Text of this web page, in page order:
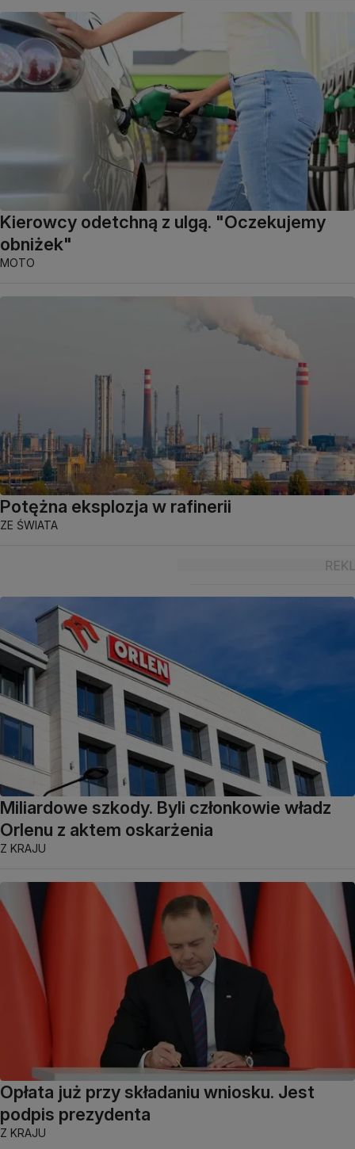
Kierowcy odetchną z ulgą. "Oczekujemy
obniżek"
MOTO
Potężna eksplozja w rafinerii
ZE ŚWIATA
Miliardowe szkody. Byli członkowie władz
Orlenu z aktem oskarżenia
Z KRAJU
Opłata już przy składaniu wniosku. Jest
podpis prezydenta
Z KRAJU